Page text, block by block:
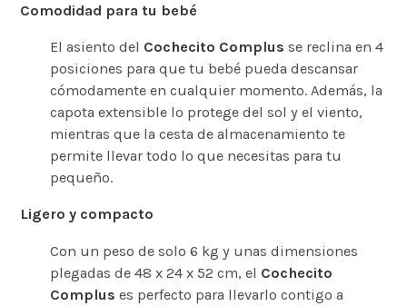
Comodidad para tu bebé
El asiento del Cochecito Complus se reclina en 4
posiciones para que tu bebé pueda descansar
cómodamente en cualquier momento. Además, la
capota extensible lo protege del sol y el viento,
mientras que la cesta de almacenamiento te
permite llevar todo lo que necesitas para tu
pequeño.
Ligero y compacto
Con un peso de solo 6 kg y unas dimensiones
plegadas de 48 x 24 x 52 cm, el Cochecito
Complus es perfecto para llevarlo contigo a